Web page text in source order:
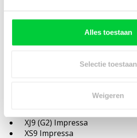
Alles toestaan
Selectie toestaan
Weigeren
S7 Avantgarde Impressa
S9 Avantgarde Impressa
S9 One Touch Impressa
XJ9 (G2) Impressa
XS9 Impressa